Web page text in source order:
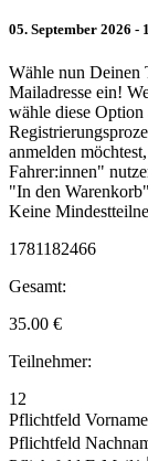
05. September 2026 -
Wähle nun Deinen
Mailadresse ein!
wähle diese
anmelden
Fahrer:innen"
"In den
Keine
1781182466
Gesamt:
35.00 €
Teilnehmer:
12
Pflichtfeld Vorname
Pflichtfeld